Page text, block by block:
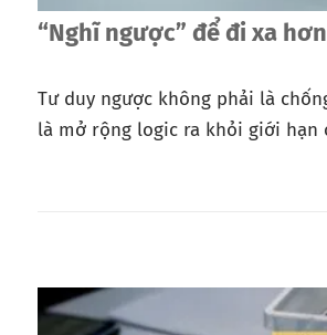
“Nghĩ ngược” để đi xa hơn
Tư duy ngược không phải là
là mở rộng logic ra khỏi giới hạn